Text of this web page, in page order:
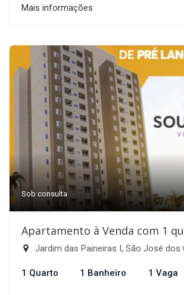
Mais informações
Sob consulta
Apartamento à Venda com 1
Jardim das Paineiras I, São José dos
1 Quarto 1 Banheiro 1 Vaga